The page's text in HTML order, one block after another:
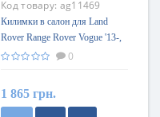
Код товару: ag11469
Килимки в салон для Land
Rover Range Rover Vogue '13-,
гумові (AVTO-Gumm)
0
1 865 грн.